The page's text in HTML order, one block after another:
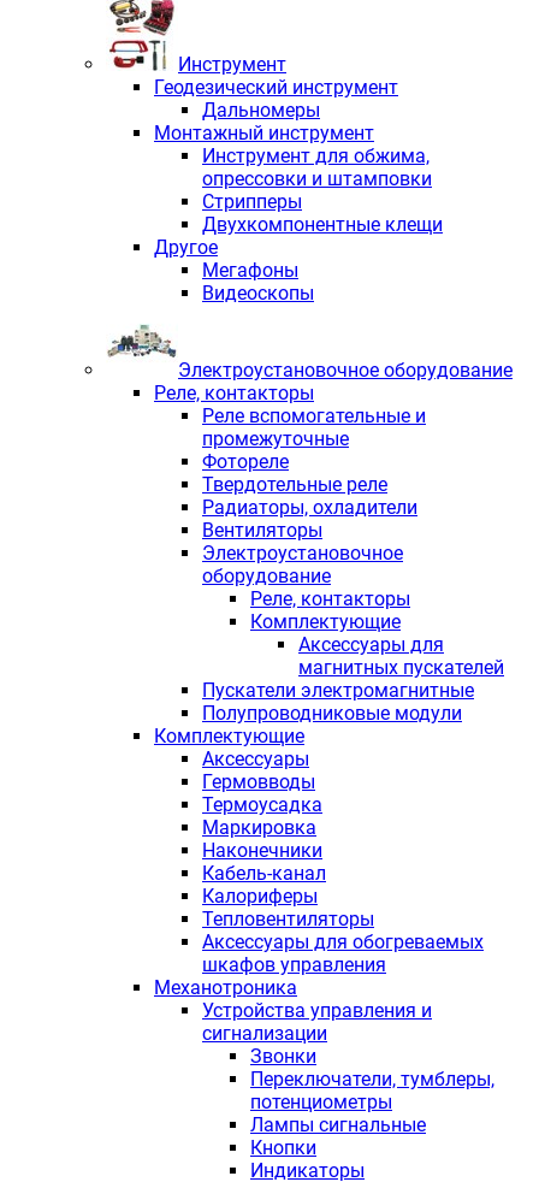
Инструмент
Геодезический инструмент
Дальномеры
Монтажный инструмент
Инструмент для обжима,
опрессовки и штамповки
Стрипперы
Двухкомпонентные клещи
Другое
Мегафоны
Видеоскопы
Электроустановочное оборудование
Реле, контакторы
Реле вспомогательные и
промежуточные
Фотореле
Твердотельные реле
Радиаторы, охладители
Вентиляторы
Электроустановочное
оборудование
Реле, контакторы
Комплектующие
Аксессуары для
магнитных пускателей
Пускатели электромагнитные
Полупроводниковые модули
Комплектующие
Аксессуары
Гермовводы
Термоусадка
Маркировка
Наконечники
Кабель-канал
Калориферы
Тепловентиляторы
Аксессуары для обогреваемых
шкафов управления
Механотроника
Устройства управления и
сигнализации
Звонки
Переключатели, тумблеры,
потенциометры
Лампы сигнальные
Кнопки
Индикаторы